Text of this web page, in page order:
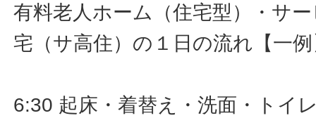
有料老人ホーム（住宅型）・サ
宅（サ高住）の１日の流れ【一
6:30 起床・着替え・洗面・トイ